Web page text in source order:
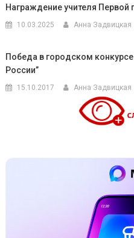
Награждение учителя Первой
10.03.2025 Анна Задвицкая
Победа в городском
России”
15.10.2017 Анна Задвицкая